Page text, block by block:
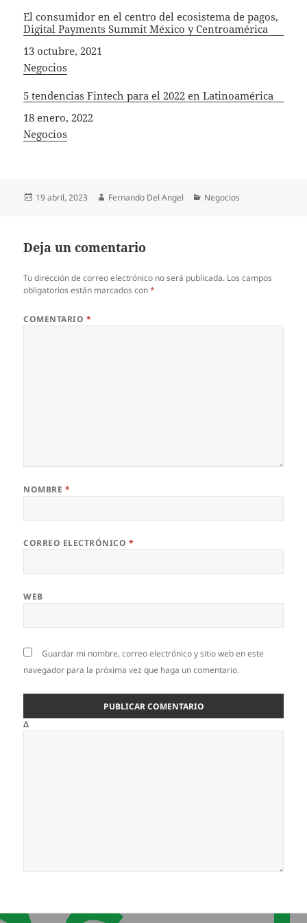
El consumidor en el centro del ecosistema de pagos,
Digital Payments Summit México y Centroamérica
Fecha
13 octubre, 2021
In relation to
Negocios
5 tendencias Fintech para el 2022 en Latinoamérica
Fecha
18 enero, 2022
In relation to
Negocios
Publicado
19 abril, 2023 Autor
Fernando Del Angel Categorías
Negocios
Deja un comentario
Tu dirección de correo electrónico no será publicada. Los campos
obligatorios están marcados con*
COMENTARIO *
NOMBRE *
CORREO ELECTRÓNICO *
WEB
Guardar mi nombre, correo electrónico y sitio web en este
navegador para la próxima vez que haga un comentario.
Δ